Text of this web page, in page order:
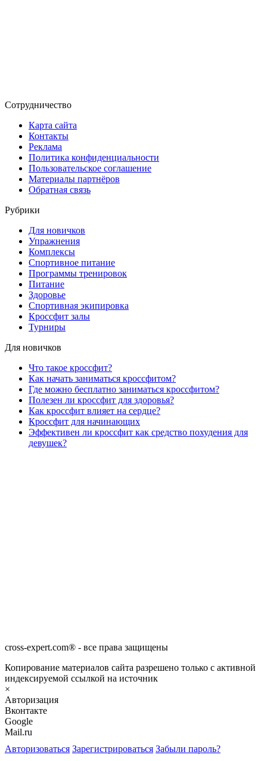
Сотрудничество
Карта сайта
Контакты
Реклама
Политика конфиденциальности
Пользовательское соглашение
Материалы партнёров
Обратная связь
Рубрики
Для новичков
Упражнения
Комплексы
Спортивное питание
Программы тренировок
Питание
Здоровье
Спортивная экипировка
Кроссфит залы
Турниры
Для новичков
Что такое кроссфит?
Как начать заниматься кроссфитом?
Где можно бесплатно заниматься кроссфитом?
Полезен ли кроссфит для здоровья?
Как кроссфит влияет на сердце?
Кроссфит для начинающих
Эффективен ли кроссфит как средство похудения для
девушек?
cross-expert.com® - все права защищены
Копирование материалов сайта разрешено только с активной
индексируемой ссылкой на источник
×
Авторизация
Вконтакте
Google
Mail.ru
Авторизоваться Зарегистрироваться Забыли пароль?